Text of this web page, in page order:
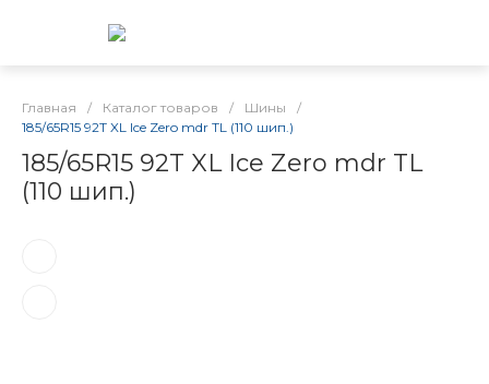
Главная / Каталог товаров / Шины
/
185/65R15 92T XL Ice Zero mdr TL (110 шип.)
185/65R15 92T XL Ice Zero mdr TL
(110 шип.)